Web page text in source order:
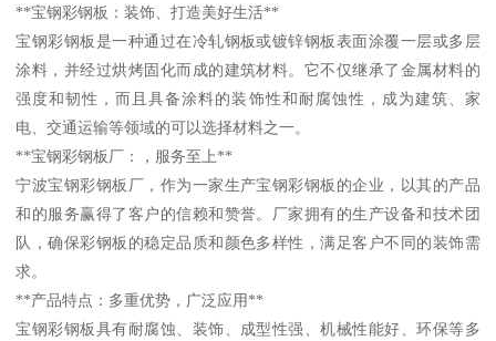
**宝钢彩钢板：装饰、打造美好生活**
宝钢彩钢板是一种通过在冷轧钢板或镀锌钢板表面涂覆一层或多层
涂料，并经过烘烤固化而成的建筑材料。它不仅继承了金属材料的
强度和韧性，而且具备涂料的装饰性和耐腐蚀性，成为建筑、家
电、交通运输等领域的可以选择材料之一。
**宝钢彩钢板厂：，服务至上**
宁波宝钢彩钢板厂，作为一家生产宝钢彩钢板的企业，以其的产品
和的服务赢得了客户的信赖和赞誉。厂家拥有的生产设备和技术团
队，确保彩钢板的稳定品质和颜色多样性，满足客户不同的装饰需
求。
**产品特点：多重优势，广泛应用**
宝钢彩钢板具有耐腐蚀、装饰、成型性强、机械性能好、环保等多